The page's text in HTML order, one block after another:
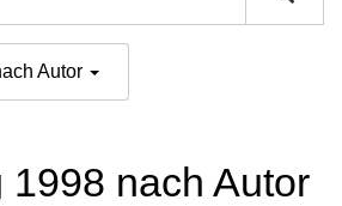
Autor
1998 nach Autor